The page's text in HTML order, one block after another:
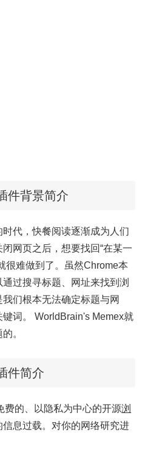
件背景简介
代，快餐阅读逐渐成为人们
网页之后，想要找回“在某一
很难做到了。虽然Chrome本
过搜寻标题、网址来找到浏
们根本无法确定标题与网
词。 WorldBrain's Memex就
。
件简介
费的、以隐私为中心的开源浏
息过载。对你的网络研究进